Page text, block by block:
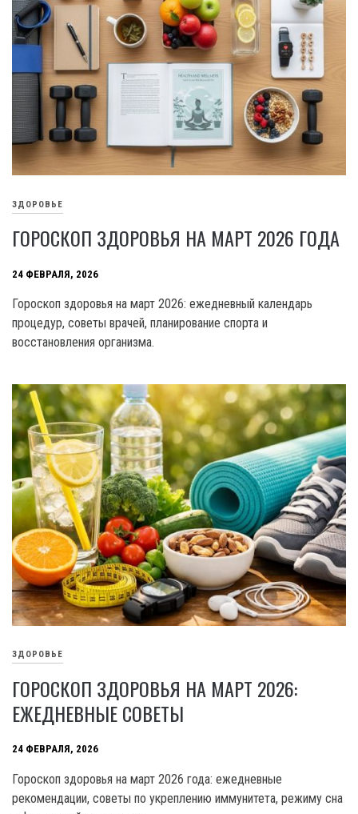
ЗДОРОВЬЕ
ГОРОСКОП ЗДОРОВЬЯ НА МАРТ 2026 ГОДА
24 ФЕВРАЛЯ, 2026
Гороскоп здоровья на март 2026: ежедневный календарь
процедур, советы врачей, планирование спорта и
восстановления организма.
ЗДОРОВЬЕ
ГОРОСКОП ЗДОРОВЬЯ НА МАРТ 2026:
ЕЖЕДНЕВНЫЕ СОВЕТЫ
24 ФЕВРАЛЯ, 2026
Гороскоп здоровья на март 2026 года: ежедневные
рекомендации, советы по укреплению иммунитета, режиму сна